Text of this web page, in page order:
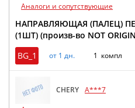
Аналоги и сопутствующие
НАПРАВЛЯЮЩАЯ (ПАЛЕЦ)
(1ШТ) (произв-во NOT
BG_1
от 1 дн. 1 компл
CHERY A***7